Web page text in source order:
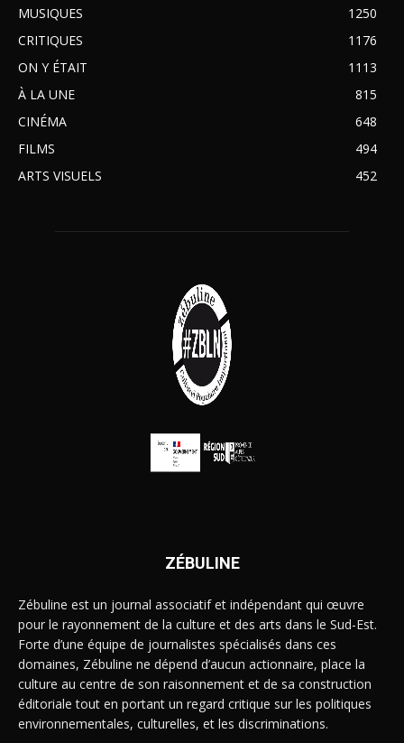
MUSIQUES
1250
CRITIQUES
1176
ON Y ÉTAIT
1113
À LA UNE
815
CINÉMA
648
FILMS
494
ARTS VISUELS
452
ZÉBULINE
Zébuline est un journal associatif et indépendant qui œuvre
pour le rayonnement de la culture et des arts dans le Sud-Est.
Forte d’une équipe de journalistes spécialisés dans ces
domaines, Zébuline ne dépend d’aucun actionnaire, place la
culture au centre de son raisonnement et de sa construction
éditoriale tout en portant un regard critique sur les politiques
environnementales, culturelles, et les discriminations.